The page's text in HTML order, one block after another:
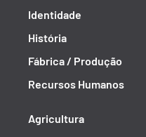
Identidade
História
Fábrica / Produção
Recursos Humanos
Agricultura